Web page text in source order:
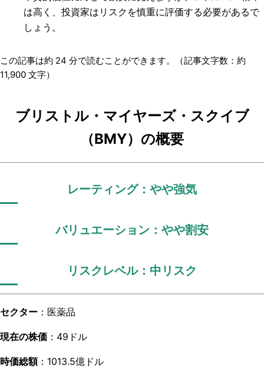
は高く、投資家はリスクを慎重に評価する必要があるで
しょう。
この記事は約 24 分で読むことができます。（記事文字数：約
11,900 文字）
ブリストル・マイヤーズ・スクイブ
（BMY）の概要
レーティング：やや強気
バリュエーション：やや割安
リスクレベル：中リスク
セクター ：医薬品
現在の株価 ：49ドル
時価総額：1013.5億ドル